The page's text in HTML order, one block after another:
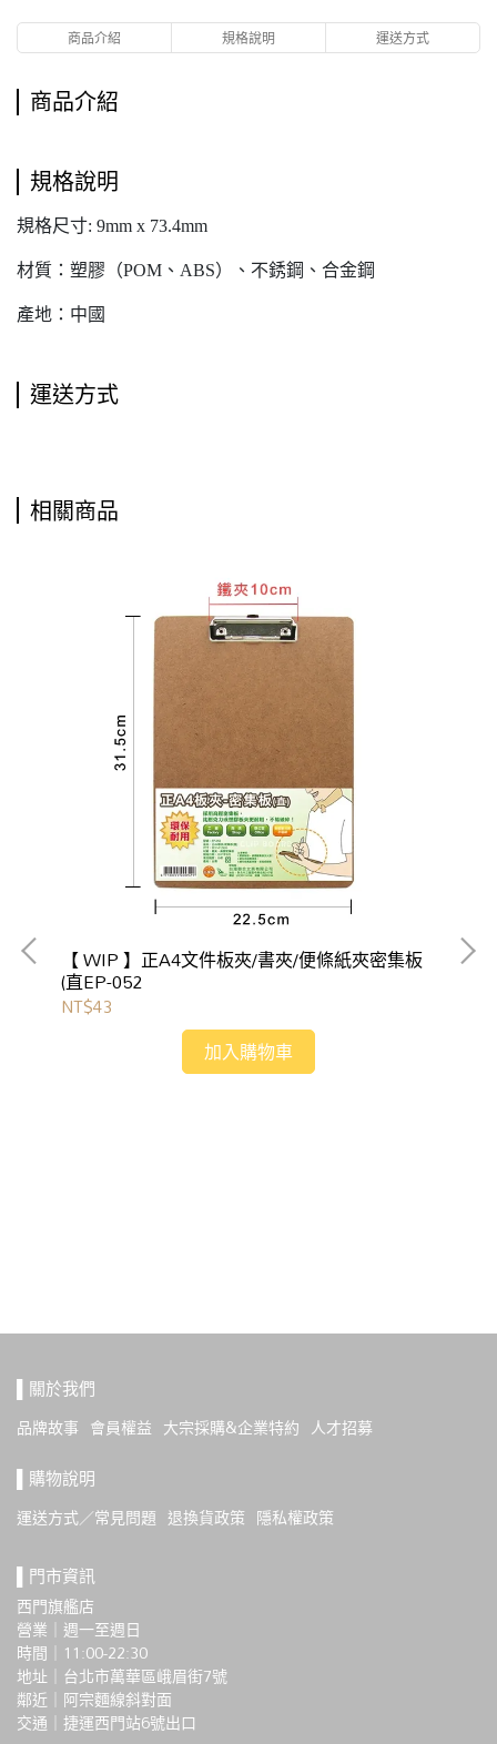
商品介紹 規格說明 運送方式
商品介紹
規格說明
規格尺寸: 9mm x 73.4mm
材質：塑膠（POM、ABS）、不銹鋼、合金鋼
產地：中國
運送方式
相關商品
【 WIP 】正A4文件板夾/書夾/便條紙夾密集板
(直EP-052
NT$43
加入購物車
▌關於我們
品牌故事 會員權益 大宗採購&企業特約 人才招募
▌購物說明
運送方式／常見問題 退換貨政策 隱私權政策
▌門市資訊
西門旗艦店
營業｜週一至週日
時間｜11:00-22:30
地址｜台北市萬華區峨眉街7號
鄰近｜阿宗麵線斜對面
交通｜捷運西門站6號出口